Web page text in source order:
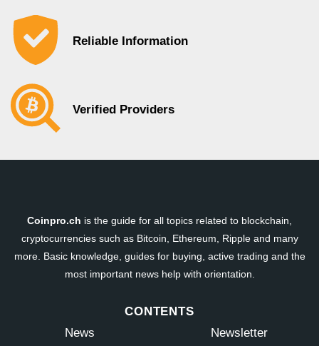
Reliable Information
Verified Providers
Coinpro.ch is the guide for all topics related to blockchain,
cryptocurrencies such as Bitcoin, Ethereum, Ripple and many
more. Basic knowledge, guides for buying, active trading and the
most important news help with orientation.
CONTENTS
News
Newsletter